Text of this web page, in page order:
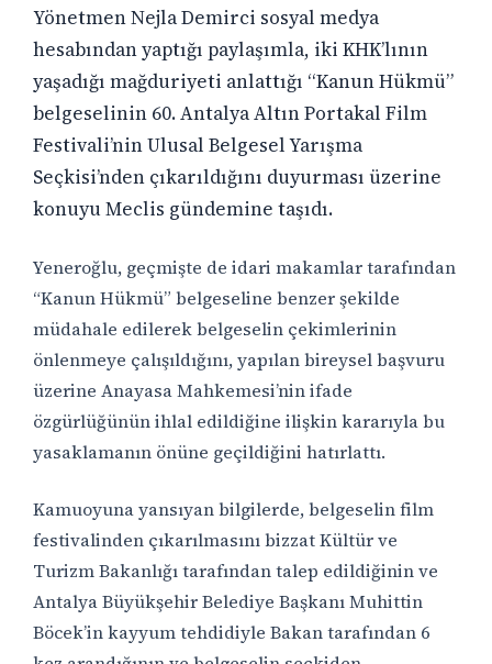
Yönetmen Nejla Demirci sosyal medya
hesabından yaptığı paylaşımla, iki KHK’lının
yaşadığı mağduriyeti anlattığı “Kanun Hükmü”
belgeselinin 60. Antalya Altın Portakal Film
Festivali’nin Ulusal Belgesel Yarışma
Seçkisi’nden çıkarıldığını duyurması üzerine
konuyu Meclis gündemine taşıdı.
Yeneroğlu, geçmişte de idari makamlar tarafından
“Kanun Hükmü” belgeseline benzer şekilde
müdahale edilerek belgeselin çekimlerinin
önlenmeye çalışıldığını, yapılan bireysel başvuru
üzerine Anayasa Mahkemesi’nin ifade
özgürlüğünün ihlal edildiğine ilişkin kararıyla bu
yasaklamanın önüne geçildiğini hatırlattı.
Kamuoyuna yansıyan bilgilerde, belgeselin film
festivalinden çıkarılmasını bizzat Kültür ve
Turizm Bakanlığı tarafından talep edildiğinin ve
Antalya Büyükşehir Belediye Başkanı Muhittin
Böcek’in kayyum tehdidiyle Bakan tarafından 6